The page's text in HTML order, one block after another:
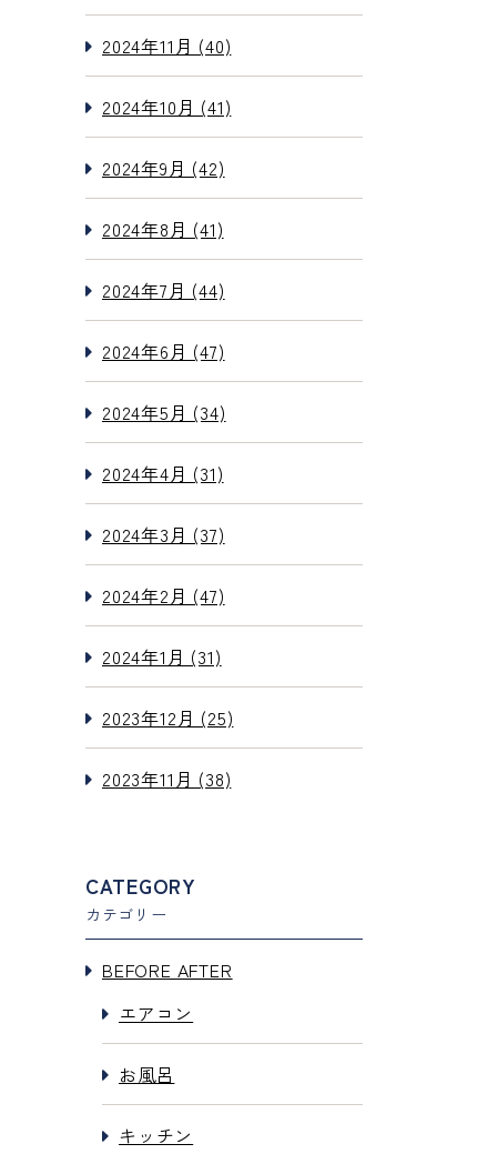
2024年11月 (40)
2024年10月 (41)
2024年9月 (42)
2024年8月 (41)
2024年7月 (44)
2024年6月 (47)
2024年5月 (34)
2024年4月 (31)
2024年3月 (37)
2024年2月 (47)
2024年1月 (31)
2023年12月 (25)
2023年11月 (38)
CATEGORY
カテゴリー
BEFORE AFTER
エアコン
お風呂
キッチン